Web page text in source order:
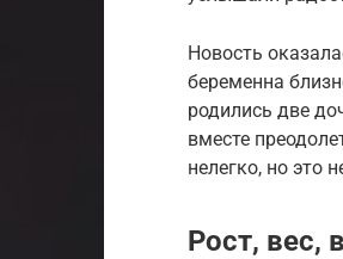
Новость
беременна
родились две
вместе
нелегко, но это
Рост, вес,